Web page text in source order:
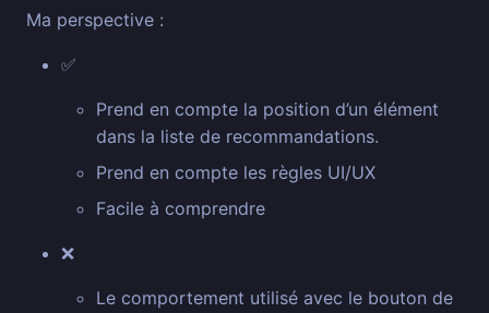
Ma perspective :
✅
Prend en compte la position d’un élément
dans la liste de recommandations.
Prend en compte les règles UI/UX
Facile à comprendre
❌
Le comportement utilisé avec le bouton de